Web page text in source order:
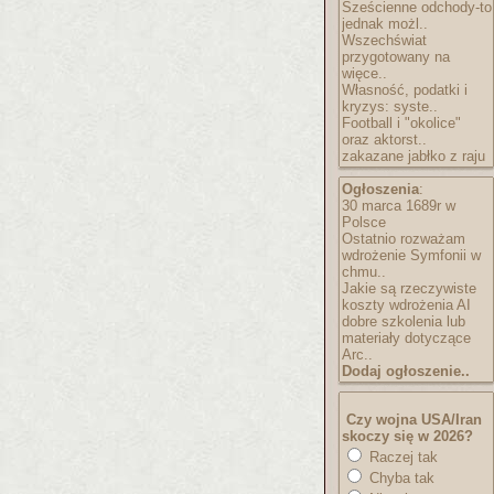
Sześcienne odchody-to
jednak możl..
Wszechświat
przygotowany na
więce..
Własność, podatki i
kryzys: syste..
Football i "okolice"
oraz aktorst..
zakazane jabłko z raju
Ogłoszenia:
30 marca 1689r w
Polsce
Ostatnio rozważam
wdrożenie Symfonii w
chmu..
Jakie są rzeczywiste
koszty wdrożenia AI
dobre szkolenia lub
materiały dotyczące
Arc..
Dodaj ogłoszenie..
Czy wojna USA/Iran
skoczy się w 2026?
Raczej tak
Chyba tak